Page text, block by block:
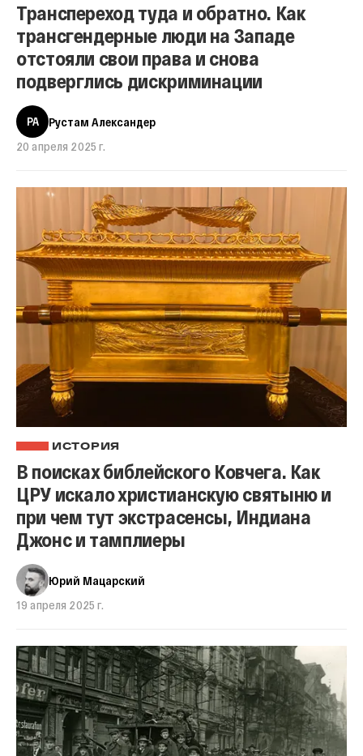
Транспереход туда и обратно. Как
трансгендерные люди на Западе
отстояли свои права и снова
подверглись дискриминации
РА
Рустам Александер
20 апреля 2025 г.
ИСТОРИЯ
В поисках библейского Ковчега. Как
ЦРУ искало христианскую святыню и
при чем тут экстрасенсы, Индиана
Джонс и тамплиеры
Юрий Мацарский
19 апреля 2025 г.